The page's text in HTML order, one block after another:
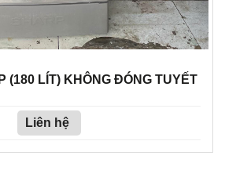
(180 LÍT) KHÔNG ĐÓNG TUYẾT
Liên hệ